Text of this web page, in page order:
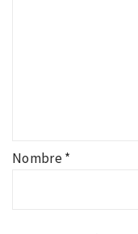
Nombre*